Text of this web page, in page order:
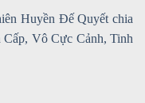
Huyền Đế Quyết chia
Vô Cực Cảnh, Tinh